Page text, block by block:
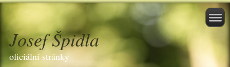
Josef Špidla
oficiální stránky